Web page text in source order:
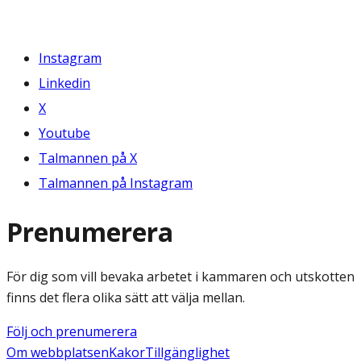
Instagram
Linkedin
X
Youtube
Talmannen på X
Talmannen på Instagram
Prenumerera
För dig som vill bevaka arbetet i kammaren och utskotten
finns det flera olika sätt att välja mellan.
Följ och prenumerera
Om webbplatsenKakorTillgänglighet